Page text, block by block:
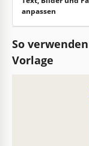
anpassen
So
Vorlage